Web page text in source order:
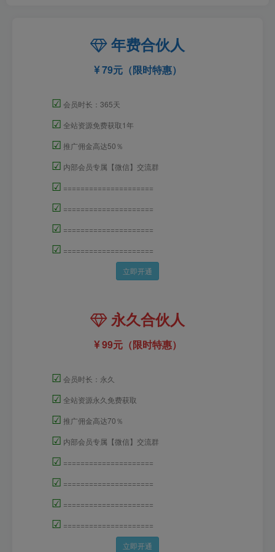
年费合伙人
79元（限时特惠）
☑ 会员时长：365天
☑ 全站资源免费获取1年
☑ 推广佣金高达50％
☑ 内部会员专属【微信】交流群
☑ =====================
☑ =====================
☑ =====================
☑ =====================
立即开通
永久合伙人
99元（限时特惠）
☑ 会员时长：永久
☑ 全站资源永久免费获取
☑ 推广佣金高达70％
☑ 内部会员专属【微信】交流群
☑ =====================
☑ =====================
☑ =====================
☑ =====================
立即开通